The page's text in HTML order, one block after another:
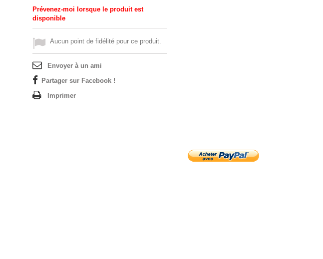
Prévenez-moi lorsque le produit est
disponible
Aucun point de fidélité pour ce produit.
Envoyer à un ami
Partager sur Facebook !
Imprimer